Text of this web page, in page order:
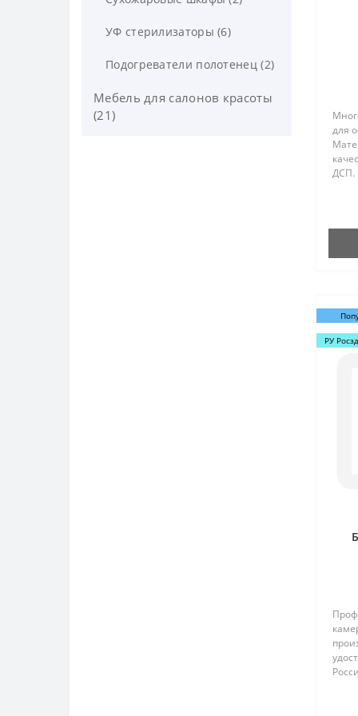
УФ стерилизаторы (6)
Подогреватели полотенец (2)
Мебель для салонов красоты
(21)
для
ДСП.
РУ